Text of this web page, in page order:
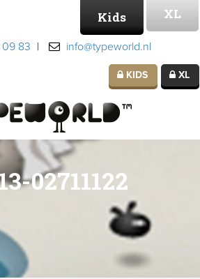
09 83 | info@typeworld.nl
Kids XL
KIDS XL
02711122